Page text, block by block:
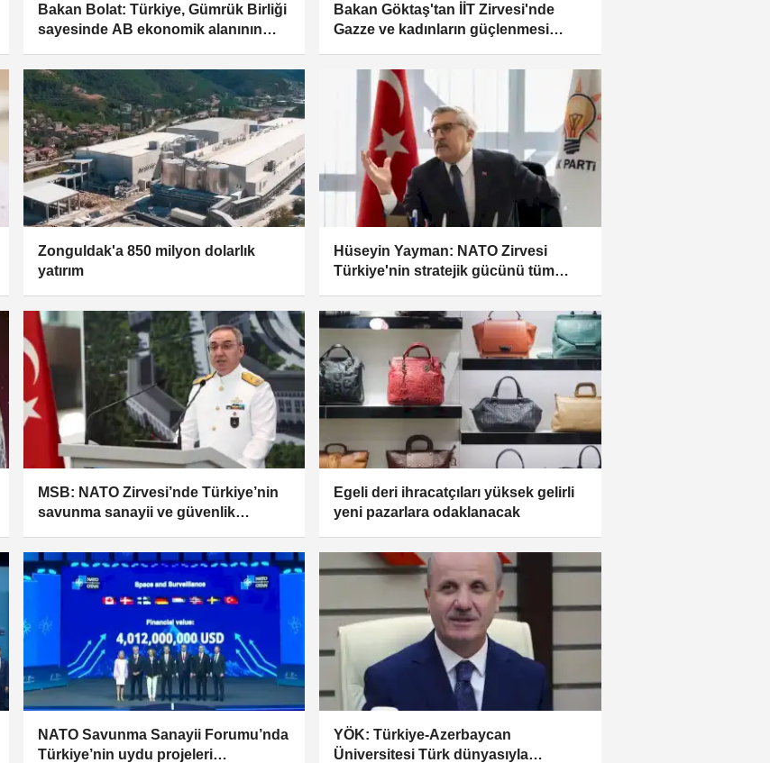
Bakan Bolat: Türkiye, Gümrük Birliği
sayesinde AB ekonomik alanının
Bakan Göktaş'tan İİT Zirvesi'nde
Gazze ve kadınların güçlenmesi
Zonguldak'a 850 milyon dolarlık
yatırım
Hüseyin Yayman: NATO Zirvesi
Türkiye'nin stratejik gücünü tüm
MSB: NATO Zirvesi’nde Türkiye’nin
savunma sanayii ve güvenlik
Egeli deri ihracatçıları yüksek gelirli
yeni pazarlara odaklanacak
NATO Savunma Sanayii Forumu’nda
Türkiye’nin uydu projeleri
YÖK: Türkiye-Azerbaycan
Üniversitesi Türk dünyasıyla